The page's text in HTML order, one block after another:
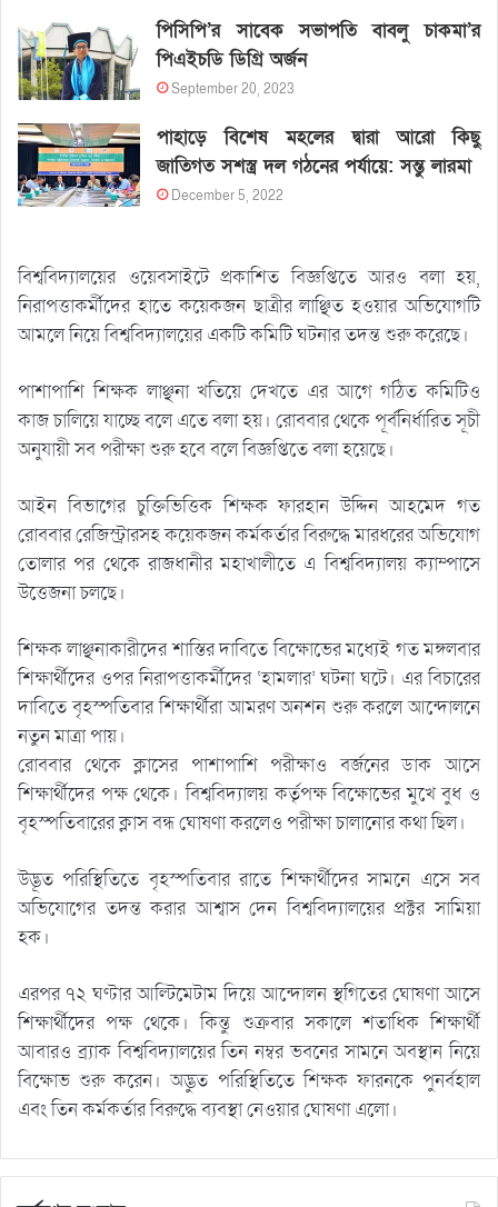
পিসিপি’র সাবেক সভাপতি বাবলু চাকমা’র
পিএইচডি ডিগ্রি অর্জন
September 20, 2023
পাহাড়ে বিশেষ মহলের দ্বারা আরো কিছু
জাতিগত সশস্ত্র দল গঠনের পর্যায়ে: সন্তু লারমা
December 5, 2022
বিশ্ববিদ্যালয়ের ওয়েবসাইটে প্রকাশিত বিজ্ঞপ্তিতে আরও বলা হয়,
নিরাপত্তাকর্মীদের হাতে কয়েকজন ছাত্রীর লাঞ্ছিত হওয়ার অভিযোগটি
আমলে নিয়ে বিশ্ববিদ্যালয়ের একটি কমিটি ঘটনার তদন্ত শুরু করেছে।
পাশাপাশি শিক্ষক লাঞ্ছনা খতিয়ে দেখতে এর আগে গঠিত কমিটিও
কাজ চালিয়ে যাচ্ছে বলে এতে বলা হয়। রোববার থেকে পূর্বনির্ধারিত সূচী
অনুযায়ী সব পরীক্ষা শুরু হবে বলে বিজ্ঞপ্তিতে বলা হয়েছে।
আইন বিভাগের চুক্তিভিত্তিক শিক্ষক ফারহান উদ্দিন আহমেদ গত
রোববার রেজিস্ট্রারসহ কয়েকজন কর্মকর্তার বিরুদ্ধে মারধরের অভিযোগ
তোলার পর থেকে রাজধানীর মহাখালীতে এ বিশ্ববিদ্যালয় ক্যাম্পাসে
উত্তেজনা চলছে।
শিক্ষক লাঞ্ছনাকারীদের শাস্তির দাবিতে বিক্ষোভের মধ্যেই গত মঙ্গলবার
শিক্ষার্থীদের ওপর নিরাপত্তাকর্মীদের ‘হামলার’ ঘটনা ঘটে। এর বিচারের
দাবিতে বৃহস্পতিবার শিক্ষার্থীরা আমরণ অনশন শুরু করলে আন্দোলনে
নতুন মাত্রা পায়।
রোববার থেকে ক্লাসের পাশাপাশি পরীক্ষাও বর্জনের ডাক আসে
শিক্ষার্থীদের পক্ষ থেকে। বিশ্ববিদ্যালয় কর্তৃপক্ষ বিক্ষোভের মুখে বুধ ও
বৃহস্পতিবারের ক্লাস বন্ধ ঘোষণা করলেও পরীক্ষা চালানোর কথা ছিল।
উদ্ভূত পরিস্থিতিতে বৃহস্পতিবার রাতে শিক্ষার্থীদের সামনে এসে সব
অভিযোগের তদন্ত করার আশ্বাস দেন বিশ্ববিদ্যালয়ের প্রক্টর সামিয়া
হক।
এরপর ৭২ ঘণ্টার আল্টিমেটাম দিয়ে আন্দোলন স্থগিতের ঘোষণা আসে
শিক্ষার্থীদের পক্ষ থেকে। কিন্তু শুক্রবার সকালে শতাধিক শিক্ষার্থী
আবারও ব্র্যাক বিশ্ববিদ্যালয়ের তিন নম্বর ভবনের সামনে অবস্থান নিয়ে
বিক্ষোভ শুরু করেন। অদ্ভুত পরিস্থিতিতে শিক্ষক ফারনকে পুনর্বহাল
এবং তিন কর্মকর্তার বিরুদ্ধে ব্যবস্থা নেওয়ার ঘোষণা এলো।